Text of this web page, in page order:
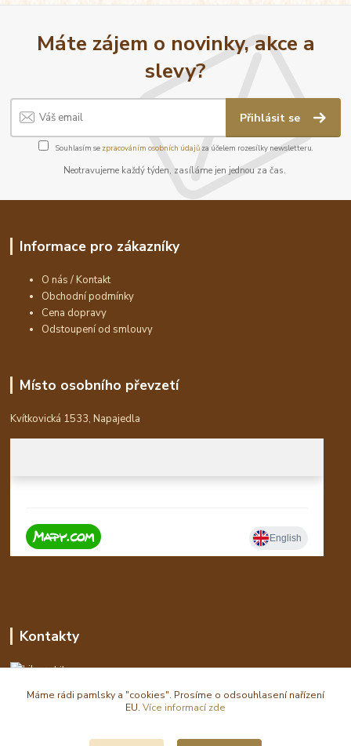
Máte zájem o novinky, akce a
slevy?
Přihlásit se
Souhlasím se zpracováním osobních údajůza účelem rozesílky newsletteru.
Neotravujeme každý týden, zasíláme jen jednou za čas.
Informace pro zákazníky
O nás / Kontakt
Obchodní podmínky
Cena dopravy
Odstoupení od smlouvy
Místo osobního převzetí
Kvítkovická 1533, Napajedla
Kontakty
Libor
eshop(zavináč)waldi.cz
Máme rádi pamlsky a "cookies". Prosíme o odsouhlasení nařízení
EU. Více informací zde